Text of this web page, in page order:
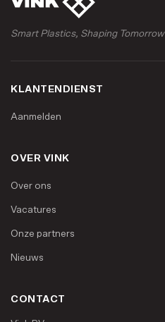
Smart Plastics, Shaping Tomorrow
KLANTENDIENST
Aanmelden
OVER VINK
Over ons
Vacatures
Onze partners
Nieuws
CONTACT